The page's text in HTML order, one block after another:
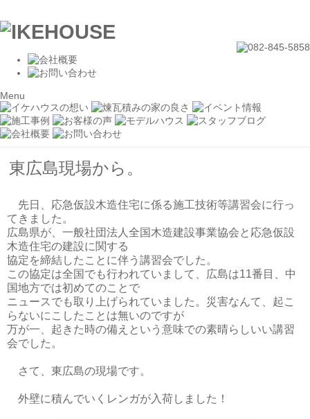
Menu
東広島現場から。
先日、応急仮設木造住宅に係る施工技術等講習会に行っ
てきました。
広島県が、一般社団法人全国木造建設事業協会と応急仮設
木造住宅の建設に関する
協定を締結したことに伴う講習会でした。
この協定は全国でも行われていまして、広島は11番目、中
国地方では初めてのことで
ニュースでも取り上げられていました。災害なんて、起こ
らないにこしたことは無いのですが
万が一、起きた時の備えという意味での素晴らしいい講習
会でした。
さて、東広島の現場です。
外壁に積んでいくレンガが入荷しました！